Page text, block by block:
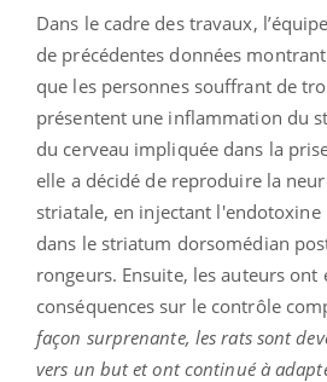
Dans le cadre des travaux,
de précédentes données
que les personnes souffrant de
présentent une inflammation du
du cerveau impliquée dans la
elle a décidé de reproduire la
striatale, en injectant
dans le striatum dorsomédian
rongeurs. Ensuite, les auteurs ont
conséquences sur le contrôle
façon surprenante, les rats sont
vers un but et ont continué à